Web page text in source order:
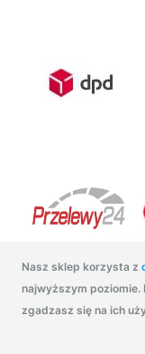
Nasz sklep korzysta z
najwyższym poziomie.
zgadzasz się na ich